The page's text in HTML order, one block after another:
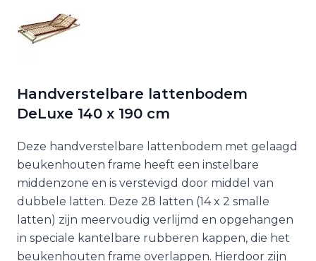
Handverstelbare lattenbodem
DeLuxe 140 x 190 cm
Deze handverstelbare lattenbodem met gelaagd
beukenhouten frame heeft een instelbare
middenzone en is verstevigd door middel van
dubbele latten. Deze 28 latten (14 x 2 smalle
latten) zijn meervoudig verlijmd en opgehangen
in speciale kantelbare rubberen kappen, die het
beukenhouten frame overlappen. Hierdoor zijn